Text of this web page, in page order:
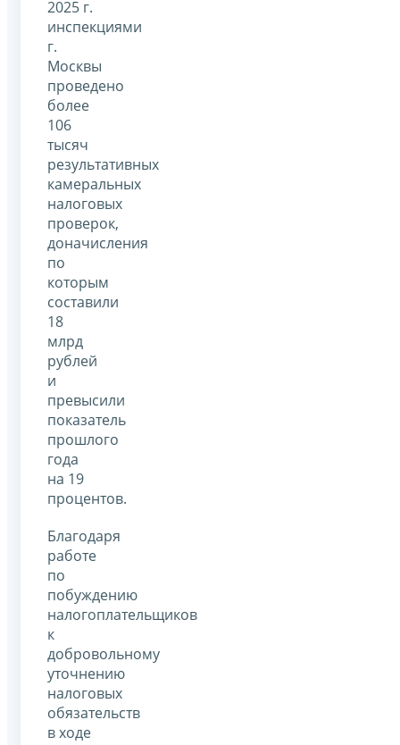
2025 г.
инспекциями
г.
Москвы
проведено
более
106
тысяч
результативных
камеральных
налоговых
проверок,
доначисления
по
которым
составили
18
млрд
рублей
и
превысили
показатель
прошлого
года
на 19
процентов.
Благодаря
работе
по
побуждению
налогоплательщиков
к
добровольному
уточнению
налоговых
обязательств
в ходе